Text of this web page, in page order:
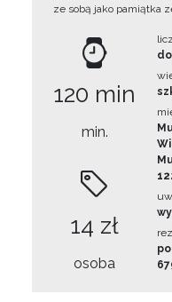
ze sobą jako pamiątka
120 min
min.
14 zł
osoba